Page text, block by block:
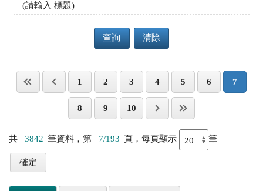
(請輸入 標題)
查詢 清除
1 2 3 4 5 6 7
8 9 10
共 3842 筆資料，第 7/193 頁，每頁顯示 筆